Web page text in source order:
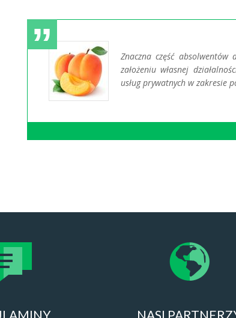
Znaczna część
założeniu własnej
usług prywatnych w zakresie
NASI